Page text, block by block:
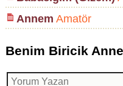
Annem Amatör
Benim Biricik